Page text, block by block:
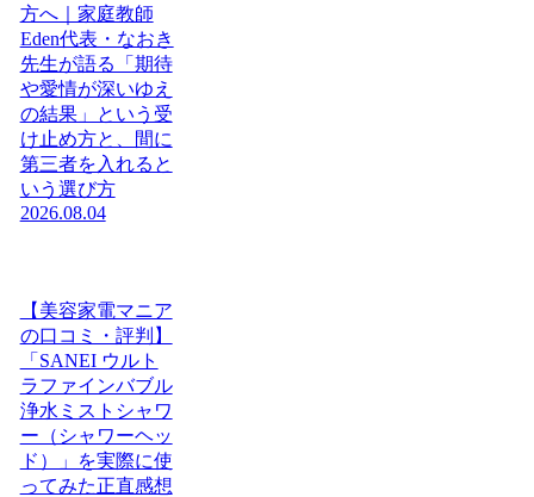
方へ｜家庭教師
Eden代表・なおき
先生が語る「期待
や愛情が深いゆえ
の結果」という受
け止め方と、間に
第三者を入れると
いう選び方
2026.08.04
【美容家電マニア
の口コミ・評判】
「SANEI ウルト
ラファインバブル
浄水ミストシャワ
ー（シャワーヘッ
ド）」を実際に使
ってみた正直感想